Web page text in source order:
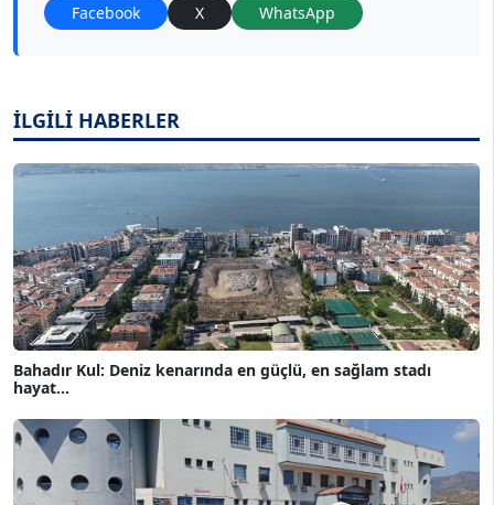
Facebook X WhatsApp
İLGİLİ HABERLER
Bahadır Kul: Deniz kenarında en güçlü, en sağlam stadı
hayat...